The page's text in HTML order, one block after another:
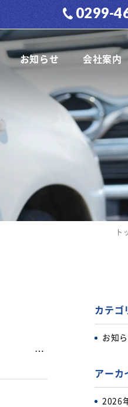
お知らせ 会社案内
0299-
ト
石岡市立園部小学校へ「司会者台」を寄贈した記事が掲載されました。 茨城新聞 2024年10月30日付 広報いしおか 2024年12月1日付
カテゴ
お知
アーカ
2026